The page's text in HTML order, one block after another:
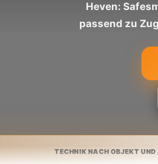
Heven:
passend zu
TECHNIK NACH OBJEKT UND